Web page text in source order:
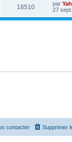
18510 par
27
Supprimer
contacter